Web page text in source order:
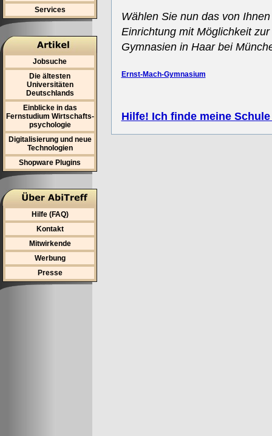
Services
Jobsuche
Die ältesten
Universitäten
Deutschlands
Einblicke in das
Fernstudium Wirtschafts-
psychologie
Digitalisierung und neue
Technologien
Shopware Plugins
Hilfe (FAQ)
Kontakt
Mitwirkende
Werbung
Presse
Wählen Sie nun das von
Einrichtung mit Möglichkeit
Gymnasien in Haar bei
Ernst-Mach-Gymnasium
Hilfe! Ich finde meine